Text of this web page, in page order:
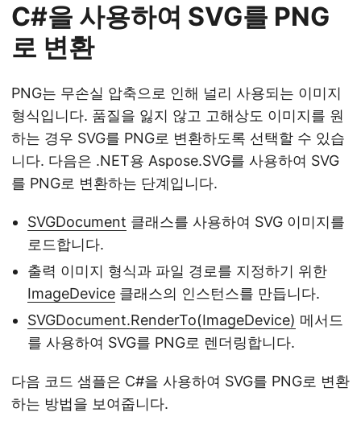
C#을 사용하여 SVG를 PNG
로 변환
PNG는 무손실 압축으로 인해 널리 사용되는 이미지
형식입니다. 품질을 잃지 않고 고해상도 이미지를 원
하는 경우 SVG를 PNG로 변환하도록 선택할 수 있습
니다. 다음은 .NET용 Aspose.SVG를 사용하여 SVG
를 PNG로 변환하는 단계입니다.
SVGDocument 클래스를 사용하여 SVG 이미지를
로드합니다.
출력 이미지 형식과 파일 경로를 지정하기 위한
ImageDevice 클래스의 인스턴스를 만듭니다.
SVGDocument.RenderTo(ImageDevice) 메서드
를 사용하여 SVG를 PNG로 렌더링합니다.
다음 코드 샘플은 C#을 사용하여 SVG를 PNG로 변환
하는 방법을 보여줍니다.